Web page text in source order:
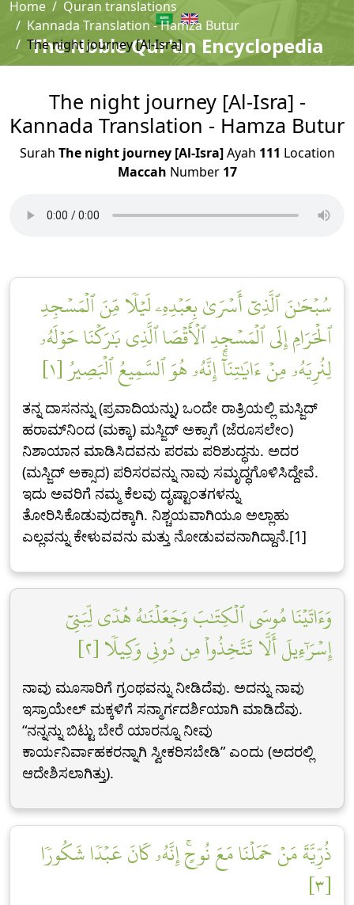
The Noble Qur'an Encyclopedia
Home
Quran translations
Kannada Translation - Hamza Butur
The night journey [Al-Isra]
The night journey [Al-Isra] -
Kannada Translation - Hamza Butur
Surah The night journey [Al-Isra]Ayah 111 Location
Maccah Number 17
سُبۡحَٰنَ ٱلَّذِيٓ أَسۡرَىٰ بِعَبۡدِهِۦ لَيۡلٗا مِّنَ ٱلۡمَسۡجِدِ
ٱلۡحَرَامِ إِلَى ٱلۡمَسۡجِدِ ٱلۡأَقۡصَا ٱلَّذِي بَٰرَكۡنَا حَوۡلَهُۥ
لِنُرِيَهُۥ مِنۡ ءَايَٰتِنَآۚ إِنَّهُۥ هُوَ ٱلسَّمِيعُ ٱلۡبَصِيرُ [١]
ತನ್ನ ದಾಸನನ್ನು (ಪ್ರವಾದಿಯನ್ನು) ಒಂದೇ ರಾತ್ರಿಯಲ್ಲಿ ಮಸ್ಜಿದ್
ಹರಾಮ್‌ನಿಂದ (ಮಕ್ಕಾ) ಮಸ್ಜಿದ್ ಅಕ್ಸಾಗೆ (ಜೆರೂಸಲೇಂ)
ನಿಶಾಯಾನ ಮಾಡಿಸಿದವನು ಪರಮ ಪರಿಶುದ್ಧನು. ಅದರ
(ಮಸ್ಜಿದ್ ಅಕ್ಸಾದ) ಪರಿಸರವನ್ನು ನಾವು ಸಮೃದ್ಧಗೊಳಿಸಿದ್ದೇವೆ.
ಇದು ಅವರಿಗೆ ನಮ್ಮ ಕೆಲವು ದೃಷ್ಟಾಂತಗಳನ್ನು
ತೋರಿಸಿಕೊಡುವುದಕ್ಕಾಗಿ. ನಿಶ್ಚಯವಾಗಿಯೂ ಅಲ್ಲಾಹು
ಎಲ್ಲವನ್ನು ಕೇಳುವವನು ಮತ್ತು ನೋಡುವವನಾಗಿದ್ದಾನೆ.[1]
وَءَاتَيۡنَا مُوسَى ٱلۡكِتَٰبَ وَجَعَلۡنَٰهُ هُدٗى لِّبَنِيٓ
إِسۡرَٰٓءِيلَ أَلَّا تَتَّخِذُواْ مِن دُونِي وَكِيلٗا [٢]
ನಾವು ಮೂಸಾರಿಗೆ ಗ್ರಂಥವನ್ನು ನೀಡಿದೆವು. ಅದನ್ನು ನಾವು
ಇಸ್ರಾಯೇಲ್ ಮಕ್ಕಳಿಗೆ ಸನ್ಮಾರ್ಗದರ್ಶಿಯಾಗಿ ಮಾಡಿದೆವು.
“ನನ್ನನ್ನು ಬಿಟ್ಟು ಬೇರೆ ಯಾರನ್ನೂ ನೀವು
ಕಾರ್ಯನಿರ್ವಾಹಕರನ್ನಾಗಿ ಸ್ವೀಕರಿಸಬೇಡಿ” ಎಂದು (ಅದರಲ್ಲಿ
ಆದೇಶಿಸಲಾಗಿತ್ತು).
ذُرِّيَّةَ مَنۡ حَمَلۡنَا مَعَ نُوحٍۚ إِنَّهُۥ كَانَ عَبۡدٗا شَكُورٗا
[٣]